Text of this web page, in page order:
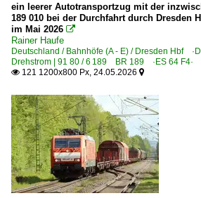
ein leerer Autotransportzug mit der
189 010 bei der Durchfahrt durch Dresden
im Mai 2026 
Rainer Haufe
Deutschland / Bahnhöfe (A - E) / Dresden Hbf
Drehstrom | 91 80 / 6 189 BR 189 ·ES 64 F4·
 121 1200x800 Px, 24.05.2026 